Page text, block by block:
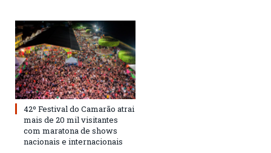
42º Festival do Camarão atrai
mais de 20 mil visitantes
com maratona de shows
nacionais e internacionais